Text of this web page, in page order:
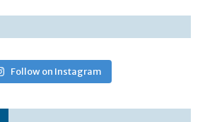
Follow on Instagram